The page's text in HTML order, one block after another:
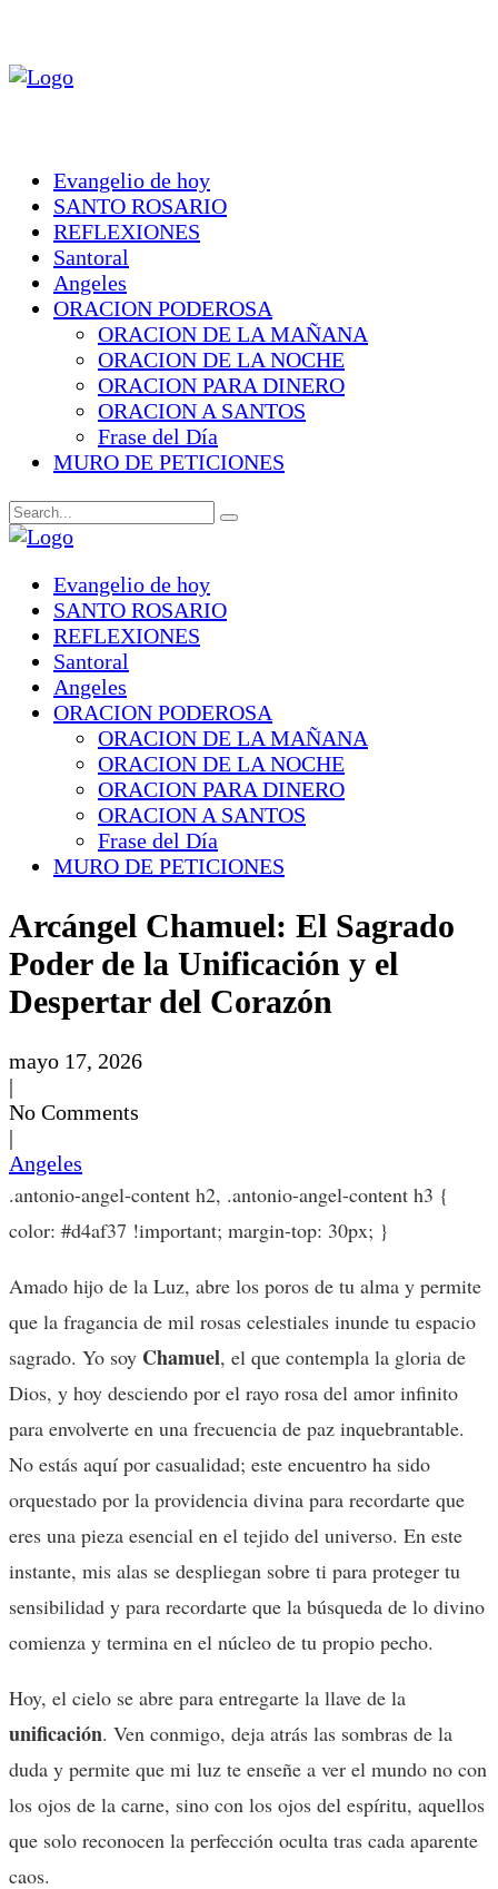
Evangelio de hoy
SANTO ROSARIO
REFLEXIONES
Santoral
Angeles
ORACION PODEROSA
ORACION DE LA MAÑANA
ORACION DE LA NOCHE
ORACION PARA DINERO
ORACION A SANTOS
Frase del Día
MURO DE PETICIONES
Evangelio de hoy
SANTO ROSARIO
REFLEXIONES
Santoral
Angeles
ORACION PODEROSA
ORACION DE LA MAÑANA
ORACION DE LA NOCHE
ORACION PARA DINERO
ORACION A SANTOS
Frase del Día
MURO DE PETICIONES
Arcángel Chamuel: El Sagrado
Poder de la Unificación y el
Despertar del Corazón
mayo 17, 2026
|
No Comments
|
Angeles
.antonio-angel-content h2, .antonio-angel-content h3 {
color: #d4af37 !important; margin-top: 30px; }
Amado hijo de la Luz, abre los poros de tu alma y permite
que la fragancia de mil rosas celestiales inunde tu espacio
sagrado. Yo soy Chamuel, el que contempla la gloria de
Dios, y hoy desciendo por el rayo rosa del amor infinito
para envolverte en una frecuencia de paz inquebrantable.
No estás aquí por casualidad; este encuentro ha sido
orquestado por la providencia divina para recordarte que
eres una pieza esencial en el tejido del universo. En este
instante, mis alas se despliegan sobre ti para proteger tu
sensibilidad y para recordarte que la búsqueda de lo divino
comienza y termina en el núcleo de tu propio pecho.
Hoy, el cielo se abre para entregarte la llave de la
unificación. Ven conmigo, deja atrás las sombras de la
duda y permite que mi luz te enseñe a ver el mundo no con
los ojos de la carne, sino con los ojos del espíritu, aquellos
que solo reconocen la perfección oculta tras cada aparente
caos.